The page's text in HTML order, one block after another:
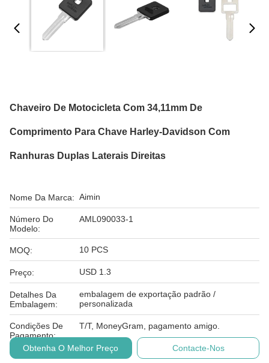
Chaveiro De Motocicleta Com 34,11mm De
Comprimento Para Chave Harley-Davidson Com
Ranhuras Duplas Laterais Direitas
Nome Da Marca: Aimin
Número Do
Modelo:
AML090033-1
MOQ: 10 PCS
Preço: USD 1.3
Detalhes Da
Embalagem:
embalagem de exportação padrão /
personalizada
Condições De
Pagamento:
T/T, MoneyGram, pagamento amigo.
Obtenha O Melhor Preço Contacte-Nos